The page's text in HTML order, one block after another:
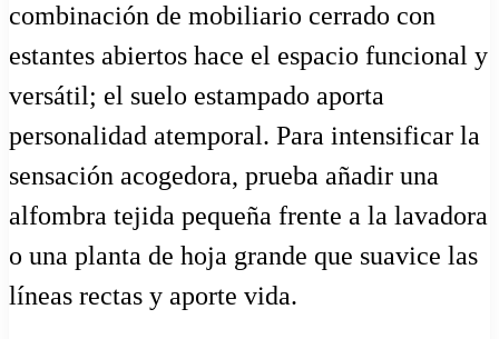
combinación de mobiliario cerrado con
estantes abiertos hace el espacio funcional y
versátil; el suelo estampado aporta
personalidad atemporal. Para intensificar la
sensación acogedora, prueba añadir una
alfombra tejida pequeña frente a la lavadora
o una planta de hoja grande que suavice las
líneas rectas y aporte vida.